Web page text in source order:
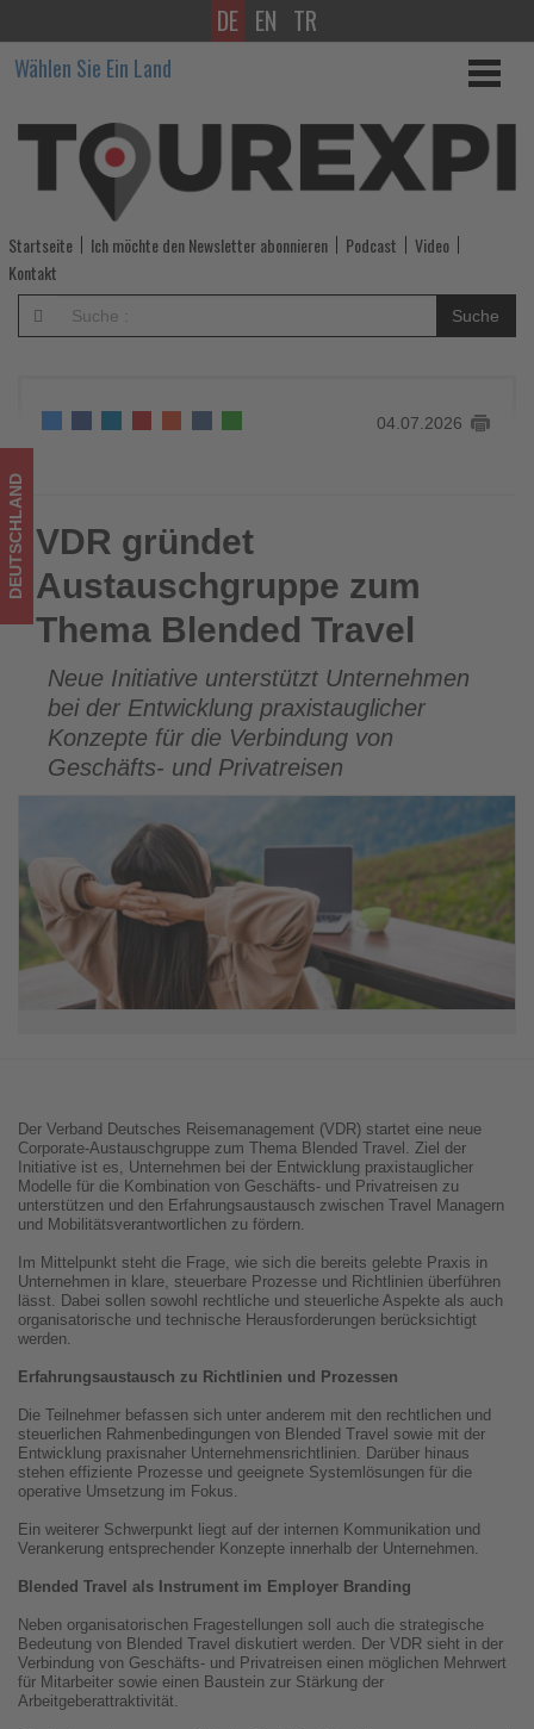
VDR
gründet
Austauschgruppe
zum
Thema
Blended
Travel
Wissen,
was
im
Tourismus
los
ist!
DE EN TR
Wählen Sie Ein Land
Startseite Ich möchte den Newsletter abonnieren Podcast
Video
Kontakt
Suche
04.07.2026
VDR gründet Austauschgruppe zum Thema Blended Travel
DEUTSCHLAND VDR gründet
Austauschgruppe zum
Thema Blended Travel
Neue Initiative unterstützt Unternehmen
bei der Entwicklung praxistauglicher
Konzepte für die Verbindung von
Geschäfts- und Privatreisen
Der Verband Deutsches Reisemanagement (VDR) startet eine neue
Corporate-Austauschgruppe zum Thema Blended Travel. Ziel der
Initiative ist es, Unternehmen bei der Entwicklung praxistauglicher
Modelle für die Kombination von Geschäfts- und Privatreisen zu
unterstützen und den Erfahrungsaustausch zwischen Travel Managern
und Mobilitätsverantwortlichen zu fördern.
Im Mittelpunkt steht die Frage, wie sich die bereits gelebte Praxis in
Unternehmen in klare, steuerbare Prozesse und Richtlinien überführen
lässt. Dabei sollen sowohl rechtliche und steuerliche Aspekte als auch
organisatorische und technische Herausforderungen berücksichtigt
werden.
Erfahrungsaustausch zu Richtlinien und Prozessen
Die Teilnehmer befassen sich unter anderem mit den rechtlichen und
steuerlichen Rahmenbedingungen von Blended Travel sowie mit der
Entwicklung praxisnaher Unternehmensrichtlinien. Darüber hinaus
stehen effiziente Prozesse und geeignete Systemlösungen für die
operative Umsetzung im Fokus.
Ein weiterer Schwerpunkt liegt auf der internen Kommunikation und
Verankerung entsprechender Konzepte innerhalb der Unternehmen.
Blended Travel als Instrument im Employer Branding
Neben organisatorischen Fragestellungen soll auch die strategische
Bedeutung von Blended Travel diskutiert werden. Der VDR sieht in der
Verbindung von Geschäfts- und Privatreisen einen möglichen Mehrwert
für Mitarbeiter sowie einen Baustein zur Stärkung der
Arbeitgeberattraktivität.